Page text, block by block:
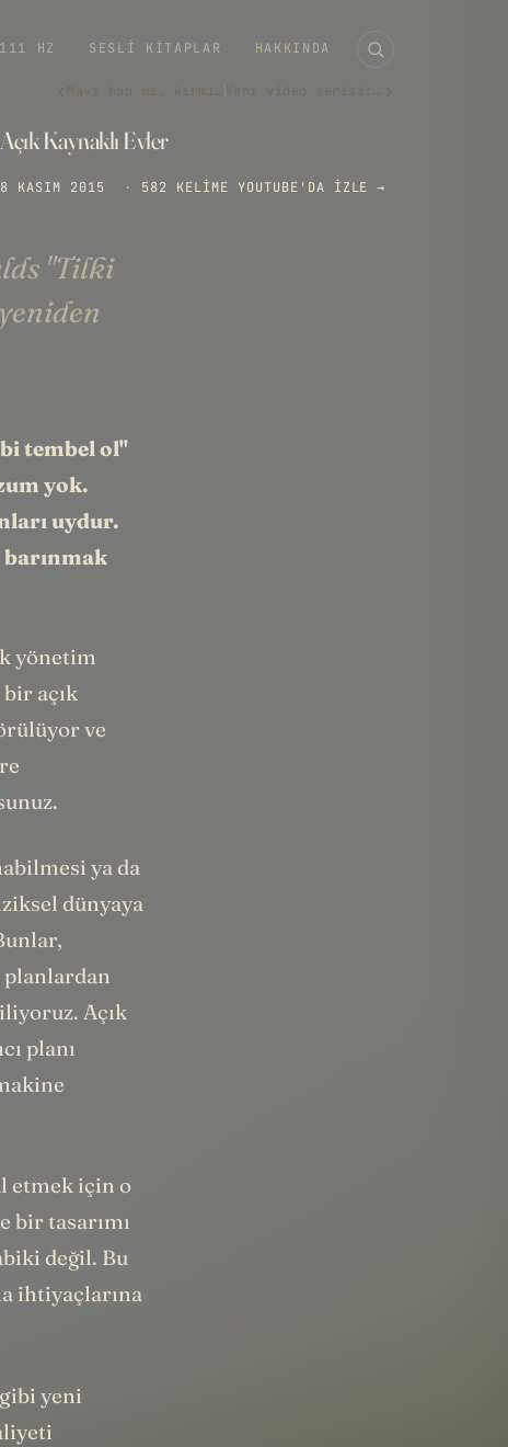
111 HZ SESLI KITAPLAR HAKKINDA
‹ Mavi hap mı, kırmızı hap mı? Yeni video serisi: OKU ›
Açık Kaynaklı Evler
8 KASIM 2015 · 582 KELIME YOUTUBE'DA IZLE →
"Tilki
tembel ol"
yok.
uydur.
yönetim
açık
ve
ya da
dünyaya
planlardan
Açık
planı
etmek için o
bir tasarımı
değil. Bu
ihtiyaçlarına
yeni